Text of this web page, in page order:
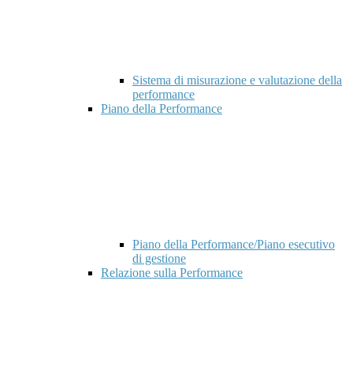
Sistema di misurazione e valutazione della
performance
Piano della Performance
Piano della Performance/Piano esecutivo
di gestione
Relazione sulla Performance